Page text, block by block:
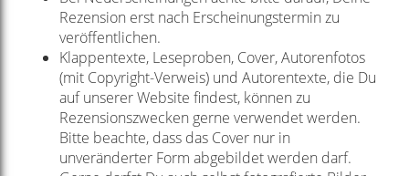
Rezension erst nach Erscheinungstermin zu
veröffentlichen.
Klappentexte, Leseproben, Cover, Autorenfotos
(mit Copyright-Verweis) und Autorentexte, die Du
auf unserer Website findest, können zu
Rezensionszwecken gerne verwendet werden.
Bitte beachte, dass das Cover nur in
unveränderter Form abgebildet werden darf.